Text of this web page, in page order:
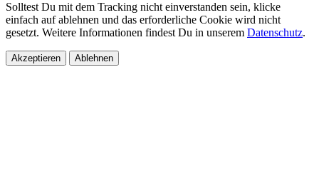
Solltest Du mit dem Tracking nicht einverstanden sein, klicke
einfach auf ablehnen und das erforderliche Cookie wird nicht
gesetzt. Weitere Informationen findest Du in unserem Datenschutz.
Akzeptieren Ablehnen